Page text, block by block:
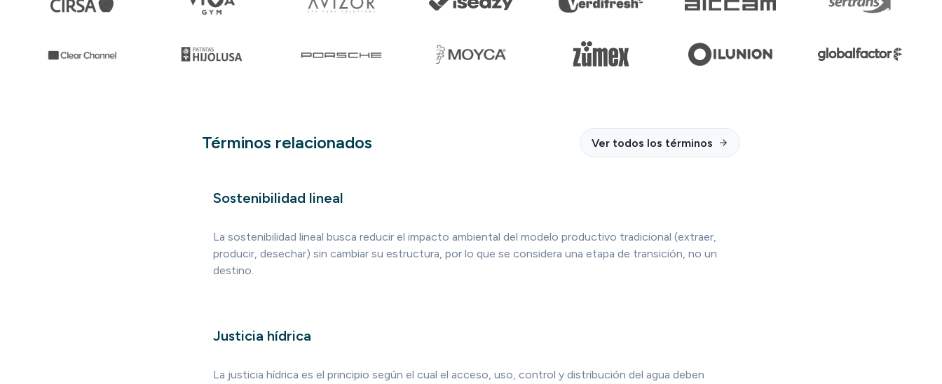
Términos relacionados Ver todos los términos
Sostenibilidad lineal
La sostenibilidad lineal busca reducir el impacto ambiental del modelo productivo tradicional (extraer,
producir, desechar) sin cambiar su estructura, por lo que se considera una etapa de transición, no un
destino.
Justicia hídrica
La justicia hídrica es el principio según el cual el acceso, uso, control y distribución del agua deben